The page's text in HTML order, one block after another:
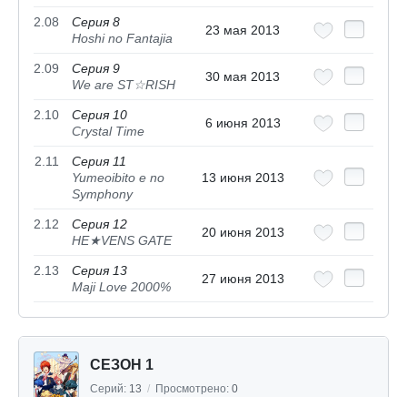
2.08
Серия 8
Hoshi no Fantajia
23 мая 2013
2.09
Серия 9
We are ST☆RISH
30 мая 2013
2.10
Серия 10
Crystal Time
6 июня 2013
2.11
Серия 11
Yumeoibito e no
Symphony
13 июня 2013
2.12
Серия 12
HE★VENS GATE
20 июня 2013
2.13
Серия 13
Maji Love 2000%
27 июня 2013
СЕЗОН 1
Серий: 13 / Просмотрено: 0